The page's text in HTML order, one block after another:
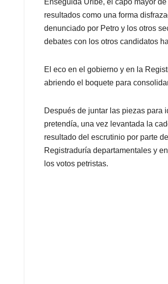
Enseguida Uribe, el capo mayor
resultados como una forma
denunciado por Petro y los otros
debates con los otros candidatos
El eco en el gobierno y en la
abriendo el boquete para
Después de juntar las piezas para
pretendía, una vez levantada la
resultado del escrutinio por parte
Registraduría departamentales y
los votos petristas.